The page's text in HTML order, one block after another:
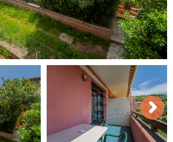
Next